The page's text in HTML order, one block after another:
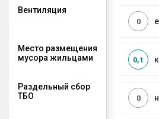
Вентиляция
0
Место размещения
мусора жильцами
0,1
Раздельный сбор
ТБО
0